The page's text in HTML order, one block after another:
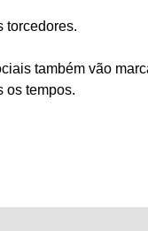
torcedores.
também vão
os tempos.